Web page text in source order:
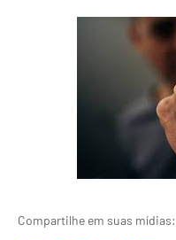
Compartilhe em suas mídias: